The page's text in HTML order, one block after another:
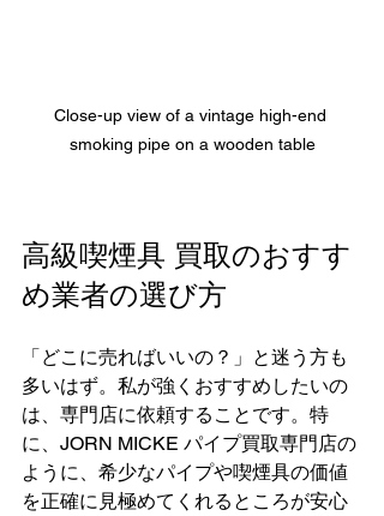
Close-up view of a vintage high-end
smoking pipe on a wooden table
高級喫煙具 買取のおすす
め業者の選び方
「どこに売ればいいの？」と迷う方も
多いはず。私が強くおすすめしたいの
は、専門店に依頼することです。特
に、JORN MICKE パイプ買取専門店の
ように、希少なパイプや喫煙具の価値
を正確に見極めてくれるところが安心